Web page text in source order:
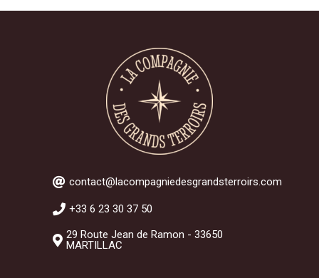
contact@lacompagniedesgrandsterroirs.com
+33 6 23 30 37 50
29 Route Jean de Ramon - 33650
MARTILLAC